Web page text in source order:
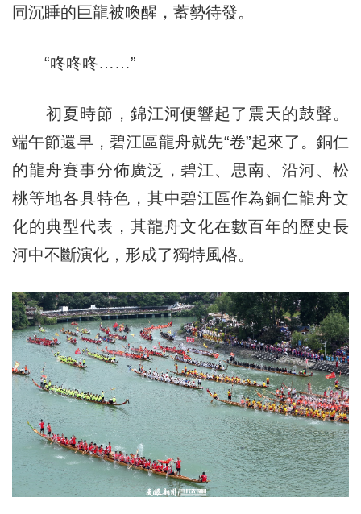
同沉睡的巨龍被喚醒，蓄勢待發。
“咚咚咚……”
初夏時節，錦江河便響起了震天的鼓聲。
端午節還早，碧江區龍舟就先“卷”起來了。銅仁
的龍舟賽事分佈廣泛，碧江、思南、沿河、松
桃等地各具特色，其中碧江區作為銅仁龍舟文
化的典型代表，其龍舟文化在數百年的歷史長
河中不斷演化，形成了獨特風格。